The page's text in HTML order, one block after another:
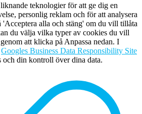
teknologier för att ge dig en
personlig reklam och för att analysera
alla och stäng' om du vill tillåta
du välja vilka typer av cookies du vill
att klicka på Anpassa nedan. I
Googles Business Data Responsibility Site
och din kontroll över dina data.